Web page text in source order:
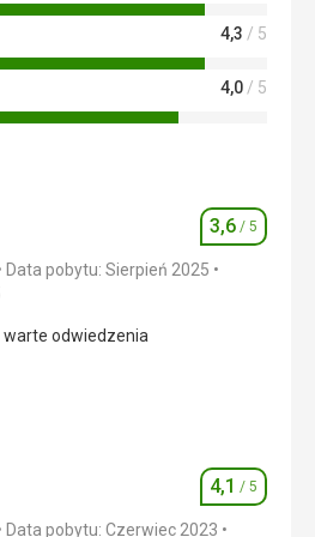
4,3 / 5
4,0 / 5
Ocena
3,6 / 5
Data pobytu: Sierpień 2025
warte odwiedzenia
odwiedzenia
3,0/ 5
3,0
Ocena
4,1 / 5
Data pobytu: Czerwiec 2023